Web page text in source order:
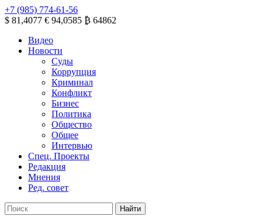
+7 (985) 774-61-56
$ 81,4077 € 94,0585 ₿ 64862
Видео
Новости
Суды
Коррупция
Криминал
Конфликт
Бизнес
Политика
Общество
Общее
Интервью
Спец. Проекты
Редакция
Мнения
Ред. совет